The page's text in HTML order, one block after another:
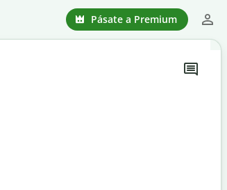
Pásate a Premium